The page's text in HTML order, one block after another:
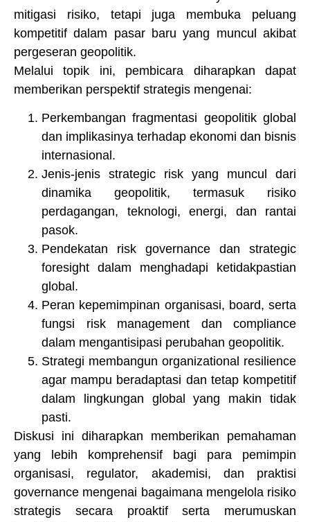
mitigasi risiko, tetapi juga membuka peluang
kompetitif dalam pasar baru yang muncul akibat
pergeseran geopolitik.
Melalui topik ini, pembicara diharapkan dapat
memberikan perspektif strategis mengenai:
Perkembangan fragmentasi geopolitik global
dan implikasinya terhadap ekonomi dan bisnis
internasional.
Jenis-jenis strategic risk yang muncul dari
dinamika geopolitik, termasuk risiko
perdagangan, teknologi, energi, dan rantai
pasok.
Pendekatan risk governance dan strategic
foresight dalam menghadapi ketidakpastian
global.
Peran kepemimpinan organisasi, board, serta
fungsi risk management dan compliance
dalam mengantisipasi perubahan geopolitik.
Strategi membangun organizational resilience
agar mampu beradaptasi dan tetap kompetitif
dalam lingkungan global yang makin tidak
pasti.
Diskusi ini diharapkan memberikan pemahaman
yang lebih komprehensif bagi para pemimpin
organisasi, regulator, akademisi, dan praktisi
governance mengenai bagaimana mengelola risiko
strategis secara proaktif serta merumuskan